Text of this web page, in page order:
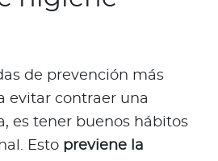
de prevención más
evitar contraer una
es tener buenos hábitos
Esto previene la